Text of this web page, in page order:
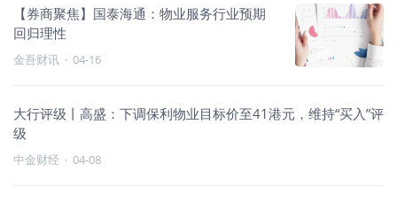
【券商聚焦】国泰海通：物业服务行业预期
回归理性
金吾财讯 · 04-16
大行评级丨高盛：下调保利物业目标价至41港元，维持“买入”评
级
中金财经 · 04-08